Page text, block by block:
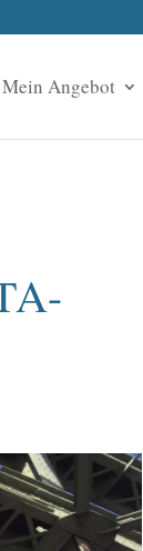
Mein Angebot